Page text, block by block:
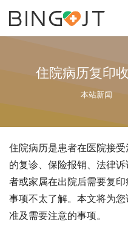
住院病历复印
本站新闻
住院病历是患者在医院接
的复诊、保险报销、法律
者或家属在出院后需要复
事项不太了解。本文将为
准及需要注意的事项。